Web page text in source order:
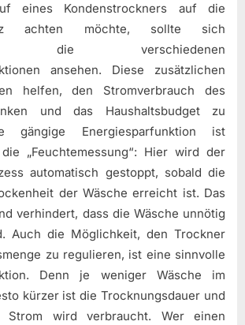
eines Kondenstrockners auf die
achten möchte, sollte sich
die verschiedenen
ansehen. Diese zusätzlichen
helfen, den Stromverbrauch des
und das Haushaltsbudget zu
gängige Energiesparfunktion ist
„Feuchtemessung“: Hier wird der
automatisch gestoppt, sobald die
der Wäsche erreicht ist. Das
verhindert, dass die Wäsche unnötig
Auch die Möglichkeit, den Trockner
zu regulieren, ist eine sinnvolle
Denn je weniger Wäsche im
kürzer ist die Trocknungsdauer und
Strom wird verbraucht. Wer einen